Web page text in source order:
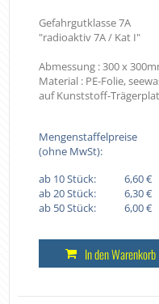
Gefahrgutklasse 7A
"radioaktiv 7A / Kat I"
Abmessung : 300 x
Material : PE-Folie,
auf Kunststoff-
Mengenstaffelpreise
(ohne MwSt):
ab 10 Stück:
6,60 €
ab 20 Stück:
6,30 €
ab 50 Stück:
6,00 €
In den Warenkorb